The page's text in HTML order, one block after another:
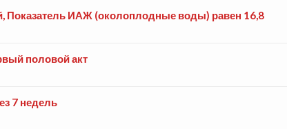
Показатель ИАЖ (околоплодные воды) равен 16,8
половой акт
7 недель